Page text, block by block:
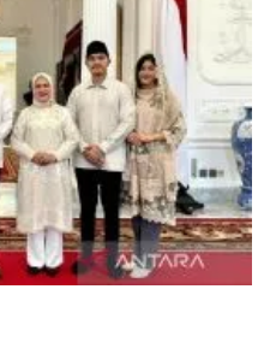
Istana pada hari